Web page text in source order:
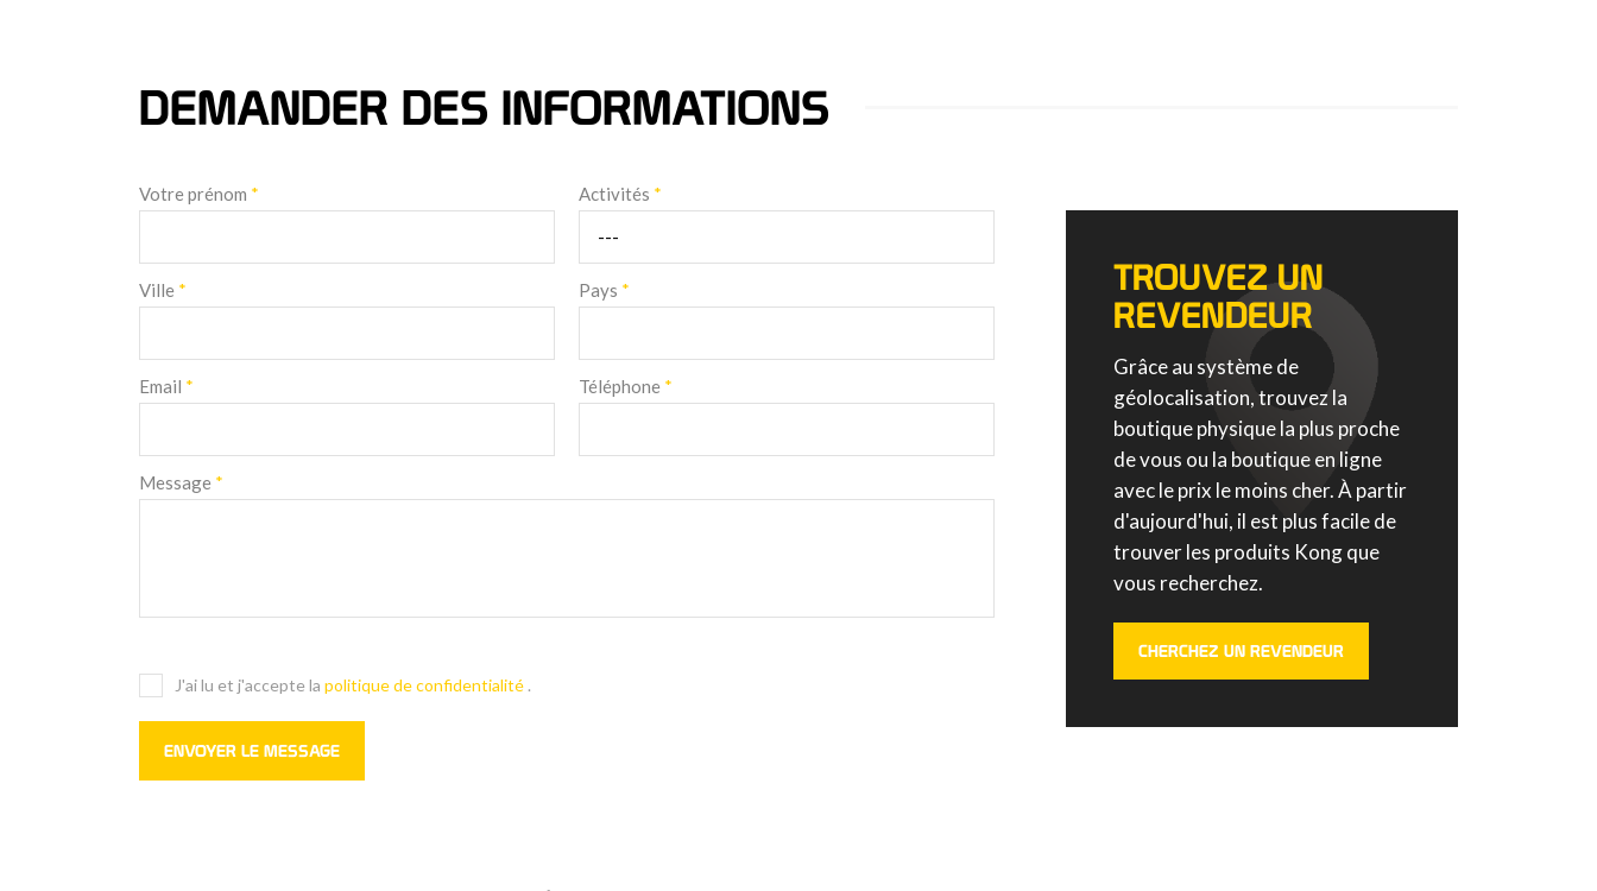
DEMANDER DES INFORMATIONS
Votre prénom * Activités *
Ville * Pays *
Email * Téléphone *
Message *
J'ai lu et j'accepte la politique de confidentialité .
TROUVEZ UN
REVENDEUR
Grâce au système de
géolocalisation, trouvez la
boutique physique la plus proche
de vous ou la boutique en ligne
avec le prix le moins cher. À partir
d'aujourd'hui, il est plus facile de
trouver les produits Kong que
vous recherchez.
CHERCHEZ UN REVENDEUR